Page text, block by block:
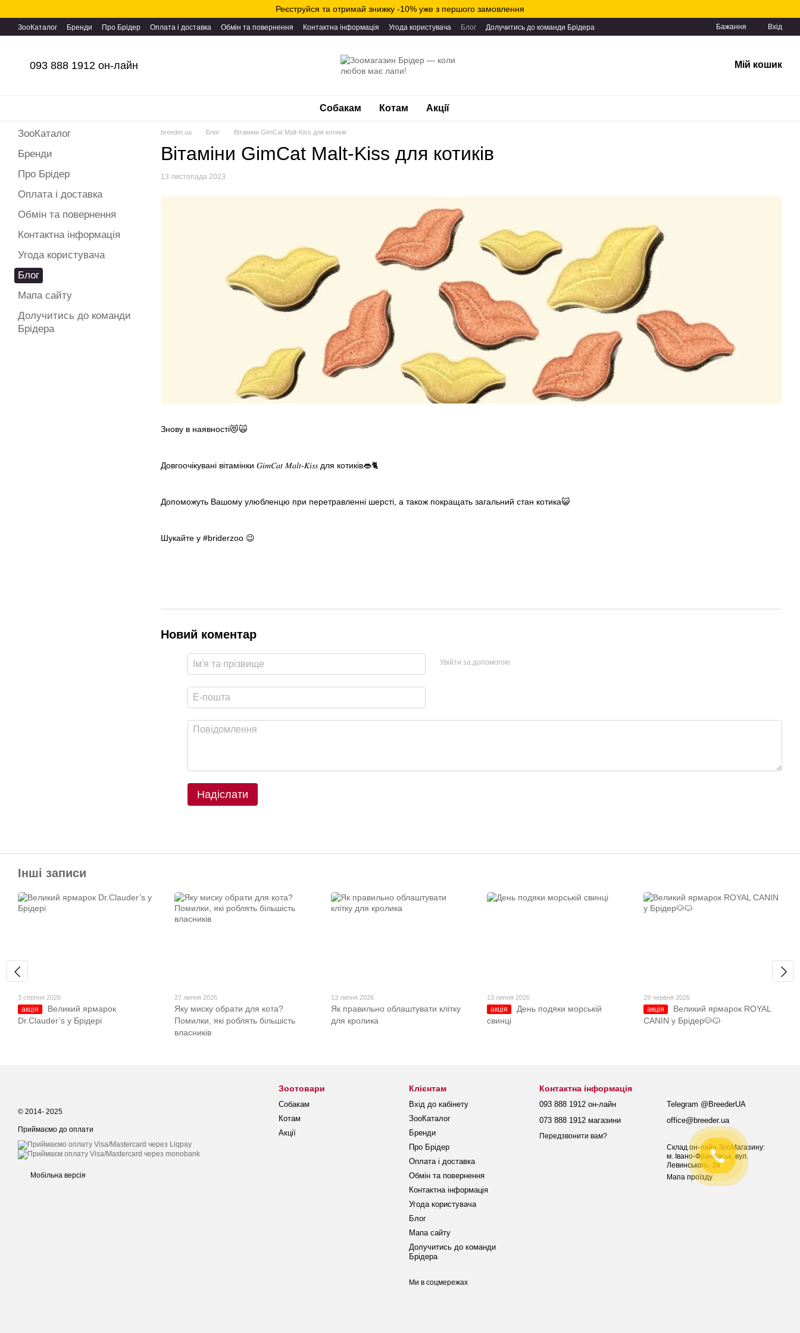
Реєструйся та отримай знижку -10% уже з першого замовлення
ЗооКаталог Бренди Про Брідер Оплата і доставка Обмін та повернення Контактна інформація Угода користувача Блог Долучитись до команди Брідера Бажання Вхід
093 888 1912 он-лайн Мій кошик
Собакам Котам Акції
breeder.ua Блог Вітаміни GimCat Malt-Kiss для котиків
Вітаміни GimCat Malt-Kiss для котиків
13 листопада 2023
Знову в наявності😻🙀
Довгоочікувані вітамінки 𝐺𝑖𝑚𝐶𝑎𝑡 𝑀𝑎𝑙𝑡-𝐾𝑖𝑠𝑠 для котиків👄🐈
Допоможуть Вашому улюбленцю при перетравленні шерсті, а також покращать загальний стан котика😺
Шукайте у #briderzoo 😉
Новий коментар
Увійти за допомогою
Надіслати
ЗооКаталог
Бренди
Про Брідер
Оплата і доставка
Обмін та повернення
Контактна інформація
Угода користувача
Блог
Мапа сайту
Долучитись до команди
Брідера
Інші записи
3 серпня 2026
акція
Великий ярмарок
Dr.Clauder’s у Брідері
27 липня 2026
Яку миску обрати для кота?
Помилки, які роблять більшість
власників
13 липня 2026
Як правильно облаштувати клітку
для кролика
13 липня 2026
акція
День подяки морській
свинці
29 червня 2026
акція
Великий ярмарок ROYAL
CANIN у Брідер🐶🐱
© 2014- 2025
Приймаємо до оплати
Мобільна версія
Зоотовари
Собакам
Котам
Акції
Клієнтам
Вхід до кабінету
ЗооКаталог
Бренди
Про Брідер
Оплата і доставка
Обмін та повернення
Контактна інформація
Угода користувача
Блог
Мапа сайту
Долучитись до команди
Брідера
Ми в соцмережах
Контактна інформація
093 888 1912 он-лайн
073 888 1912 магазини
Передзвонити вам?
Telegram @BreederUA
office@breeder.ua
Склад он-лайн ЗооМагазину:
м. Івано-Франківськ, вул.
Левинського, 3а
Мапа проїзду